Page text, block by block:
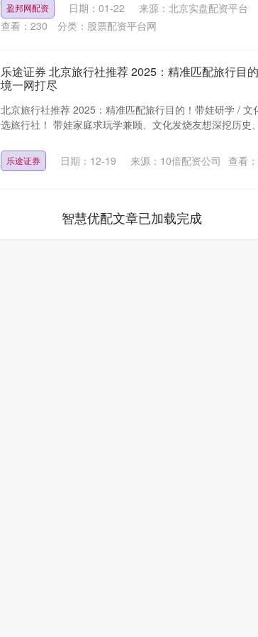
盈邦网配资 日期：01-22
来源：北京实盘配资平台
查看： 230 分类： 股票配资平台网
乐途证券 北京旅行社推荐 2025：精准匹配旅行目
境一网打尽
北京旅行社推荐 2025：精准匹配旅行目的！带娃研学 /
选旅行社！ 带娃家庭求玩学兼顾、文化发烧友想深挖历史
乐途证券 日期：12-19 来源：10倍配资公司 查看：
智慧优配文章已加载完成